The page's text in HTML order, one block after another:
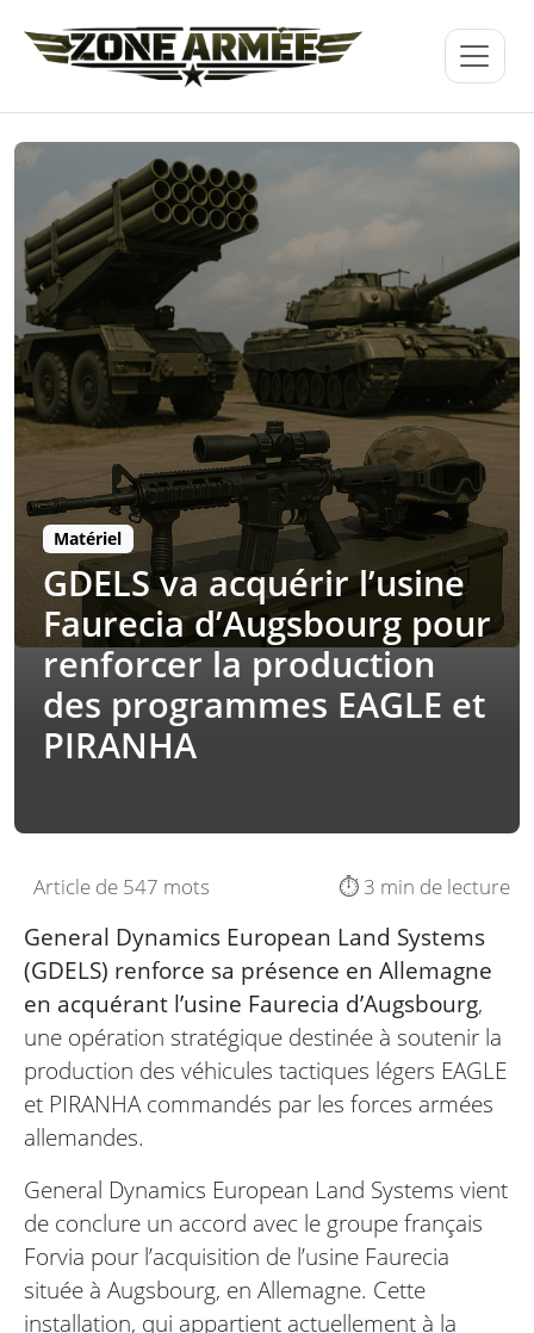
Matériel
GDELS va acquérir l’usine
Faurecia d’Augsbourg pour
renforcer la production
des programmes EAGLE et
PIRANHA
Article de 547 mots ⏱️ 3 min de lecture
General Dynamics European Land Systems
(GDELS) renforce sa présence en Allemagne
en acquérant l’usine Faurecia d’Augsbourg,
une opération stratégique destinée à soutenir la
production des véhicules tactiques légers EAGLE
et PIRANHA commandés par les forces armées
allemandes.
General Dynamics European Land Systems vient
de conclure un accord avec le groupe français
Forvia pour l’acquisition de l’usine Faurecia
située à Augsbourg, en Allemagne. Cette
installation, qui appartient actuellement à la